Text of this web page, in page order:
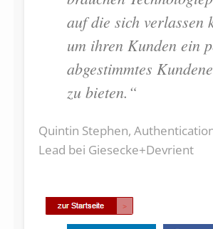
auf die sich verlassen
um ihren Kunden ein
abgestimmtes
zu bieten.“
Quintin Stephen,
Lead bei Giesecke+Devrient